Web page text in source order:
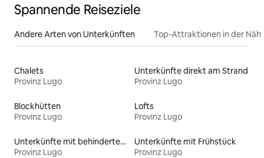
Spannende Reiseziele
Andere Arten von Unterkünften Top-Attraktionen in der
Chalets
Provinz Lugo
Unterkünfte direkt am Strand
Provinz Lugo
Blockhütten
Provinz Lugo
Lofts
Provinz Lugo
Unterkünfte mit behindertengerechtem WC
Provinz Lugo
Unterkünfte mit Frühstück
Provinz Lugo